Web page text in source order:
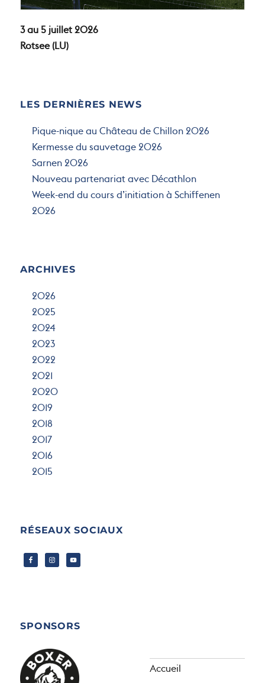
3 au 5 juillet 2026
Rotsee (LU)
LES DERNIÈRES NEWS
Pique-nique au Château de Chillon 2026
Kermesse du sauvetage 2026
Sarnen 2026
Nouveau partenariat avec Décathlon
Week-end du cours d’initiation à Schiffenen
2026
ARCHIVES
2026
2025
2024
2023
2022
2021
2020
2019
2018
2017
2016
2015
RÉSEAUX SOCIAUX
SPONSORS
Accueil